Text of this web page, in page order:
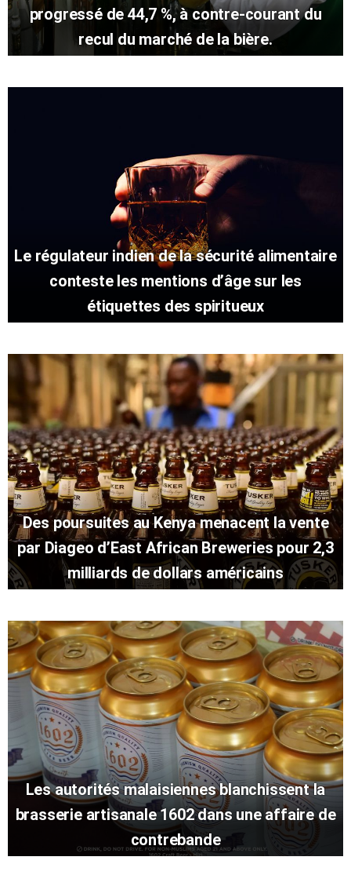
progressé de 44,7 %, à contre-courant du
recul du marché de la bière.
Le régulateur indien de la sécurité alimentaire
conteste les mentions d’âge sur les
étiquettes des spiritueux
Des poursuites au Kenya menacent la vente
par Diageo d’East African Breweries pour 2,3
milliards de dollars américains
Les autorités malaisiennes blanchissent la
brasserie artisanale 1602 dans une affaire de
contrebande